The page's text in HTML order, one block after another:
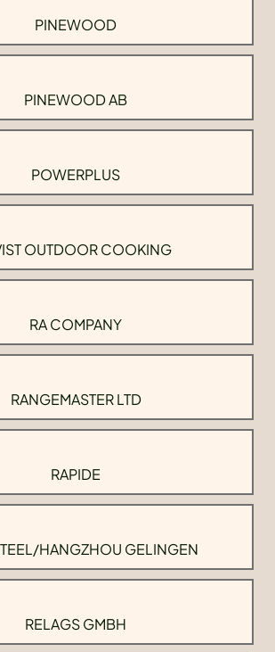
PINEWOOD
PINEWOOD AB
POWERPLUS
OUTDOOR COOKING
RA COMPANY
RANGEMASTER LTD
RAPIDE
HANGZHOU GELINGEN
RELAGS GMBH